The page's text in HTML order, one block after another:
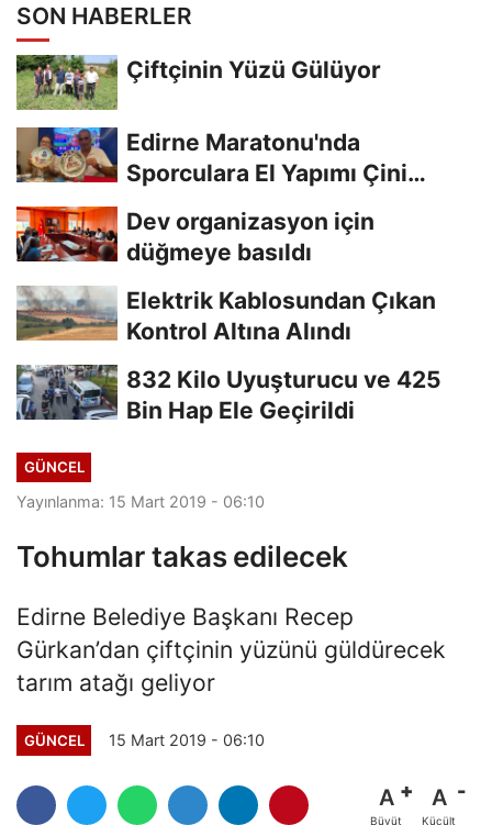
SON HABERLER
Çiftçinin Yüzü Gülüyor
Edirne Maratonu'nda
Sporculara El Yapımı Çini
Dev organizasyon için
düğmeye basıldı
Elektrik Kablosundan Çıkan
Kontrol Altına Alındı
832 Kilo Uyuşturucu ve 425
Bin Hap Ele Geçirildi
GÜNCEL
Yayınlanma: 15 Mart 2019 - 06:10
Tohumlar takas edilecek
Edirne Belediye Başkanı Recep
Gürkan’dan çiftçinin yüzünü güldürecek
tarım atağı geliyor
GÜNCEL 15 Mart 2019 - 06:10
A
Büyüt
A
Küçült